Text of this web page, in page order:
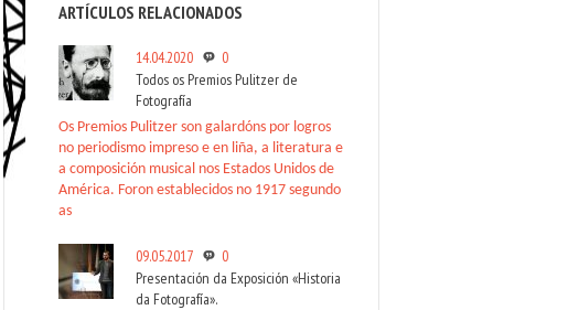
ARTÍCULOS RELACIONADOS
14.04.2020
0
Todos os Premios Pulitzer de
Fotografía
Os Premios Pulitzer son galardóns por logros
no periodismo impreso e en liña, a literatura e
a composición musical nos Estados Unidos de
América. Foron establecidos no 1917 segundo
as
09.05.2017
0
Presentación da Exposición «Historia
da Fotografía».